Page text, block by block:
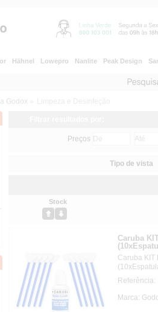
Hähnel Lowepro Nanlite Peak Design
Godox » Limpeza e Desinfeção
Preços
Tipo de vista
Stock
Caruba
Caruba KIT
Marca: